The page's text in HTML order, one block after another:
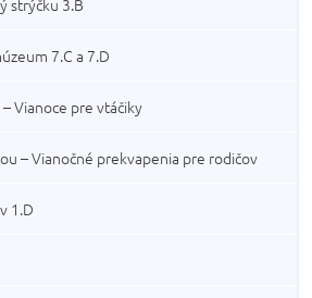
strýčku 3.B
7.C a 7.D
Vianoce pre vtáčiky
– Vianočné prekvapenia pre rodičov
1.D